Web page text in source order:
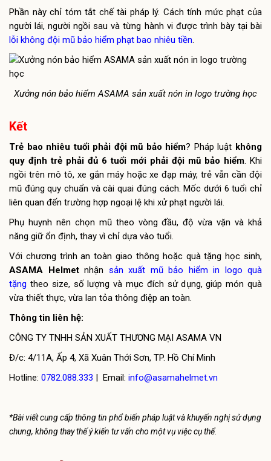
Phần này chỉ tóm tắt chế tài pháp lý. Cách tính mức phạt của
người lái, người ngồi sau và từng hành vi được trình bày tại bài
lỗi không đội mũ bảo hiểm phạt bao nhiêu tiền.
Xưởng nón bảo hiểm ASAMA sản xuất nón in logo trường học
Kết
Trẻ bao nhiêu tuổi phải đội mũ bảo hiểm? Pháp luật không
quy định trẻ phải đủ 6 tuổi mới phải đội mũ bảo hiểm. Khi
ngồi trên mô tô, xe gắn máy hoặc xe đạp máy, trẻ vẫn cần đội
mũ đúng quy chuẩn và cài quai đúng cách. Mốc dưới 6 tuổi chỉ
liên quan đến trường hợp ngoại lệ khi xử phạt người lái.
Phụ huynh nên chọn mũ theo vòng đầu, độ vừa vặn và khả
năng giữ ổn định, thay vì chỉ dựa vào tuổi.
Với chương trình an toàn giao thông hoặc quà tặng học sinh,
ASAMA Helmetnhận sản xuất mũ bảo hiểm in logo quà
tặng theo size, số lượng và mục đích sử dụng, giúp món quà
vừa thiết thực, vừa lan tỏa thông điệp an toàn.
Thông tin liên hệ:
CÔNG TY TNHH SẢN XUẤT THƯƠNG MẠI ASAMA VN
Đ/c: 4/11A, Ấp 4, Xã Xuân Thới Sơn, TP. Hồ Chí Minh
Hotline: 0782.088.333 | Email: info@asamahelmet.vn
*Bài viết cung cấp thông tin phổ biến pháp luật và khuyến nghị sử dụng
chung, không thay thế ý kiến tư vấn cho một vụ việc cụ thể.